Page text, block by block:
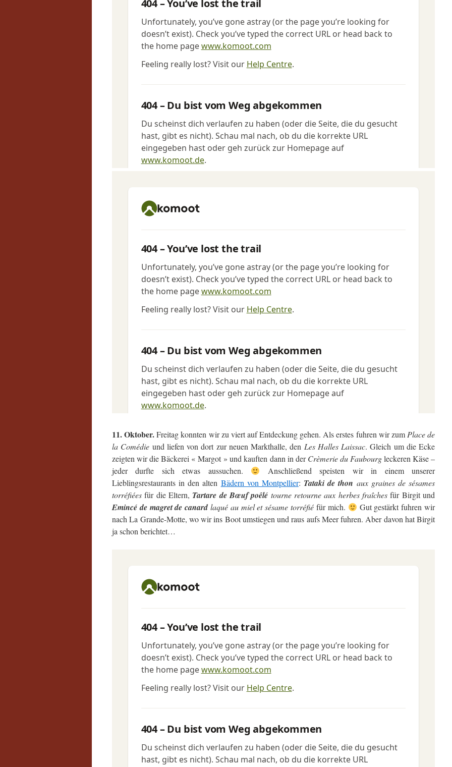
11. Oktober.Freitag konnten wir zu viert auf Entdeckung gehen. Als erstes fuhren wir zum Place de
la Comédie und liefen von dort zur neuen Markthalle, den Les Halles Laissac. Gleich um die Ecke
zeigten wir die Bäckerei « Margot » und kauften dann in derCrèmerie du Faubourgleckeren Käse –
jeder durfte sich etwas aussuchen.
Anschließend speisten wir in einem unserer
Lieblingsrestaurants in den alten Bädern von Montpellier: Tataki de thon aux graines de sésames
torréfiées für die Eltern, Tartare de Bœuf poêlé tourne retourne aux herbes fraîches für Birgit und
Emincé de magret de canardlaqué au miel et sésame torréfié für mich.
Gut gestärkt fuhren wir
nach La Grande-Motte, wo wir ins Boot umstiegen und raus aufs Meer fuhren. Aber davon hat Birgit
ja schon berichtet…